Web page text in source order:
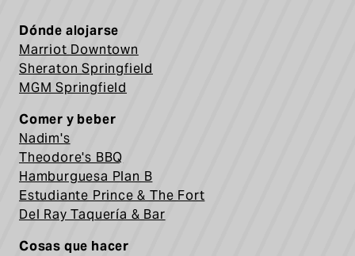
Dónde alojarse
Marriot Downtown
Sheraton Springfield
MGM Springfield
Comer y beber
Nadim's
Theodore's BBQ
Hamburguesa Plan B
Estudiante Prince & The Fort
Del Ray Taquería & Bar
Cosas que hacer